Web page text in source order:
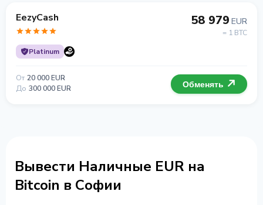
EezyCash
Platinum
58 979 EUR
= 1 BTC
От 20 000 EUR
До 300 000 EUR Обменять
Вывести Наличные EUR на
Bitcoin в Софии